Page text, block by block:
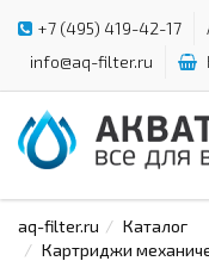
+7 (495) 419-42-17
info@aq-filter.ru
aq-filter.ru
Каталог
Картриджи